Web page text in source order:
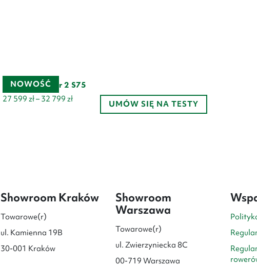
NOWOŚĆ
Lovens Explorer 2 S75
27 599zł– 32 799złZakres
UMÓW SIĘ NA TESTY
Showroom Kraków
Towarowe(r)
ul. Kamienna 19B
30-001 Kraków
Showroom
Warszawa
Towarowe(r)
ul. Zwierzyniecka 8C
00-719 Warszawa